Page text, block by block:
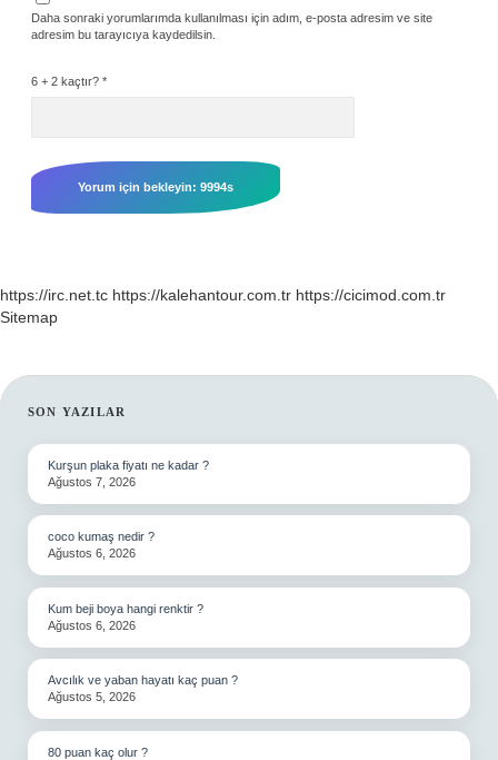
Daha sonraki yorumlarımda kullanılması için adım, e-posta adresim ve site
adresim bu tarayıcıya kaydedilsin.
6 + 2 kaçtır? *
https://irc.net.tc https://kalehantour.com.tr https://cicimod.com.tr
Sitemap
SIDEBAR
SON YAZILAR
Kurşun plaka fiyatı ne kadar ?
Ağustos 7, 2026
coco kumaş nedir ?
Ağustos 6, 2026
Kum beji boya hangi renktir ?
Ağustos 6, 2026
Avcılık ve yaban hayatı kaç puan ?
Ağustos 5, 2026
80 puan kaç olur ?